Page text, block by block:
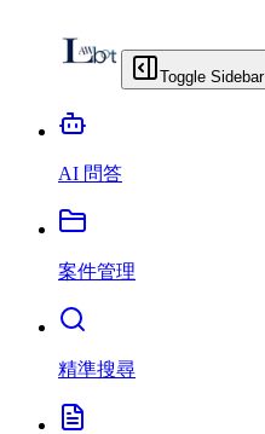
Toggle Sidebar
AI 問答
案件管理
精準搜尋